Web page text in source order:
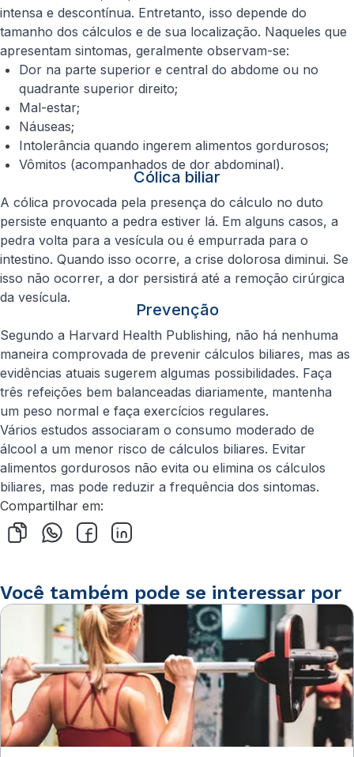
intensa e descontínua. Entretanto, isso depende do
tamanho dos cálculos e de sua localização. Naqueles que
apresentam sintomas, geralmente observam-se:
Dor na parte superior e central do abdome ou no
quadrante superior direito;
Mal-estar;
Náuseas;
Intolerância quando ingerem alimentos gordurosos;
Vômitos (acompanhados de dor abdominal).
Cólica biliar
A cólica provocada pela presença do cálculo no duto
persiste enquanto a pedra estiver lá. Em alguns casos, a
pedra volta para a vesícula ou é empurrada para o
intestino. Quando isso ocorre, a crise dolorosa diminui. Se
isso não ocorrer, a dor persistirá até a remoção cirúrgica
da vesícula.
Prevenção
Segundo a Harvard Health Publishing, não há nenhuma
maneira comprovada de prevenir cálculos biliares, mas as
evidências atuais sugerem algumas possibilidades. Faça
três refeições bem balanceadas diariamente, mantenha
um peso normal e faça exercícios regulares.
Vários estudos associaram o consumo moderado de
álcool a um menor risco de cálculos biliares. Evitar
alimentos gordurosos não evita ou elimina os cálculos
biliares, mas pode reduzir a frequência dos sintomas.
Compartilhar em:
Você também pode se interessar por